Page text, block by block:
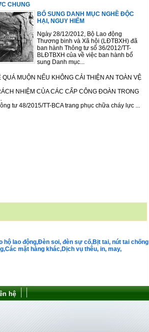
CHUNG
BỔ SUNG DANH MỤC NGHỀ ĐỘC
HẠI, NGUY HIỂM
Ngày 28/12/2012, Bộ Lao động
Thương binh và Xã hội (LĐTBXH) đã
ban hành Thông tư số 36/2012/TT-
BLĐTBXH của về việc ban hành bổ
sung Danh mục...
QUÁ MUỘN NẾU KHÔNG CẢI THIỆN AN TOÀN VỆ
NHIỆM CỦA CÁC CẤP CÔNG ĐOÀN TRONG
tư 48/2015/TT-BCA trang phục chữa cháy lực ...
hộ lao động,Đèn soi, đèn sự cố,Bịt tai, nút tai chống
mặt hàng khác,Dịch vụ thêu, in, may,
hệ